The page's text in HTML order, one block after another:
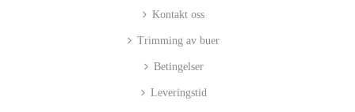
Kontakt oss
Trimming av buer
Betingelser
Leveringstid